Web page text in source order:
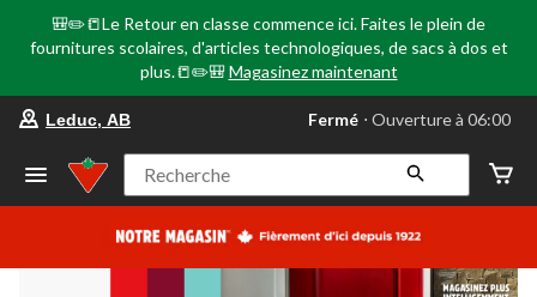
🎒✏️📒Le Retour en classe commence ici. Faites le plein de
fournitures scolaires, d'articles technologiques, de sacs à dos et
plus.📒✏️🎒 Magasinez maintenant
votre
préféré
Leduc,
AB,
courament
Ouverture
Leduc, AB Fermé ⋅ Ouverture à 06:00
Recherche